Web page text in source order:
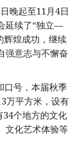
晚起至11月4日
延续了“独立—
煌成功，继续
强意志与不懈奋
口号，本届秋季
万平方米，设有
34个地方的文化
文化艺术体验等